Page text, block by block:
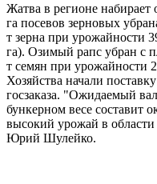
Жатва в регионе
га посевов зерновых
т зерна при урожайности
га). Озимый рапс убран с
т семян при урожайности
Хозяйства начали
госзаказа. "Ожидаемый
бункерном весе составит
высокий урожай в
Юрий Шулейко.